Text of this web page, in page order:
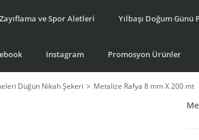
ve Spor Aletleri Yılbaşı Doğum
Instagram Promosyon Ürünler
Düğün Nikah Şekeri Metalize Rafya 8 mm X 200 mt